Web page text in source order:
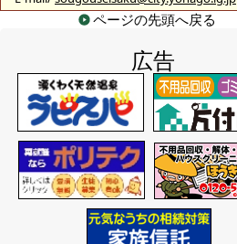
ページの先頭へ戻る
広告